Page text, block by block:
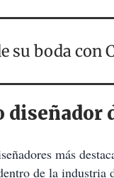
su boda con
más
de la industria